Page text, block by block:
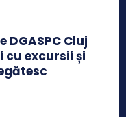
DGASPC Cluj
cu excursii și